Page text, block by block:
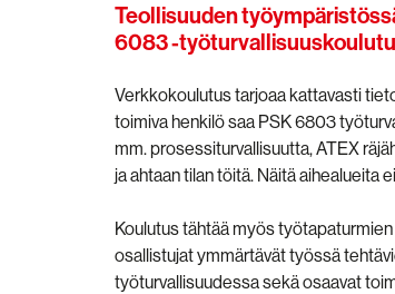
Teollisuuden
6083 -
Verkkokoulutus tarjoaa kattavasti
toimiva henkilö saa PSK 6803
mm. prosessiturvallisuutta, ATEX
ja ahtaan tilan töitä. Näitä aihealueita
Koulutus tähtää myös
osallistujat ymmärtävät työssä
työturvallisuudessa sekä osaavat